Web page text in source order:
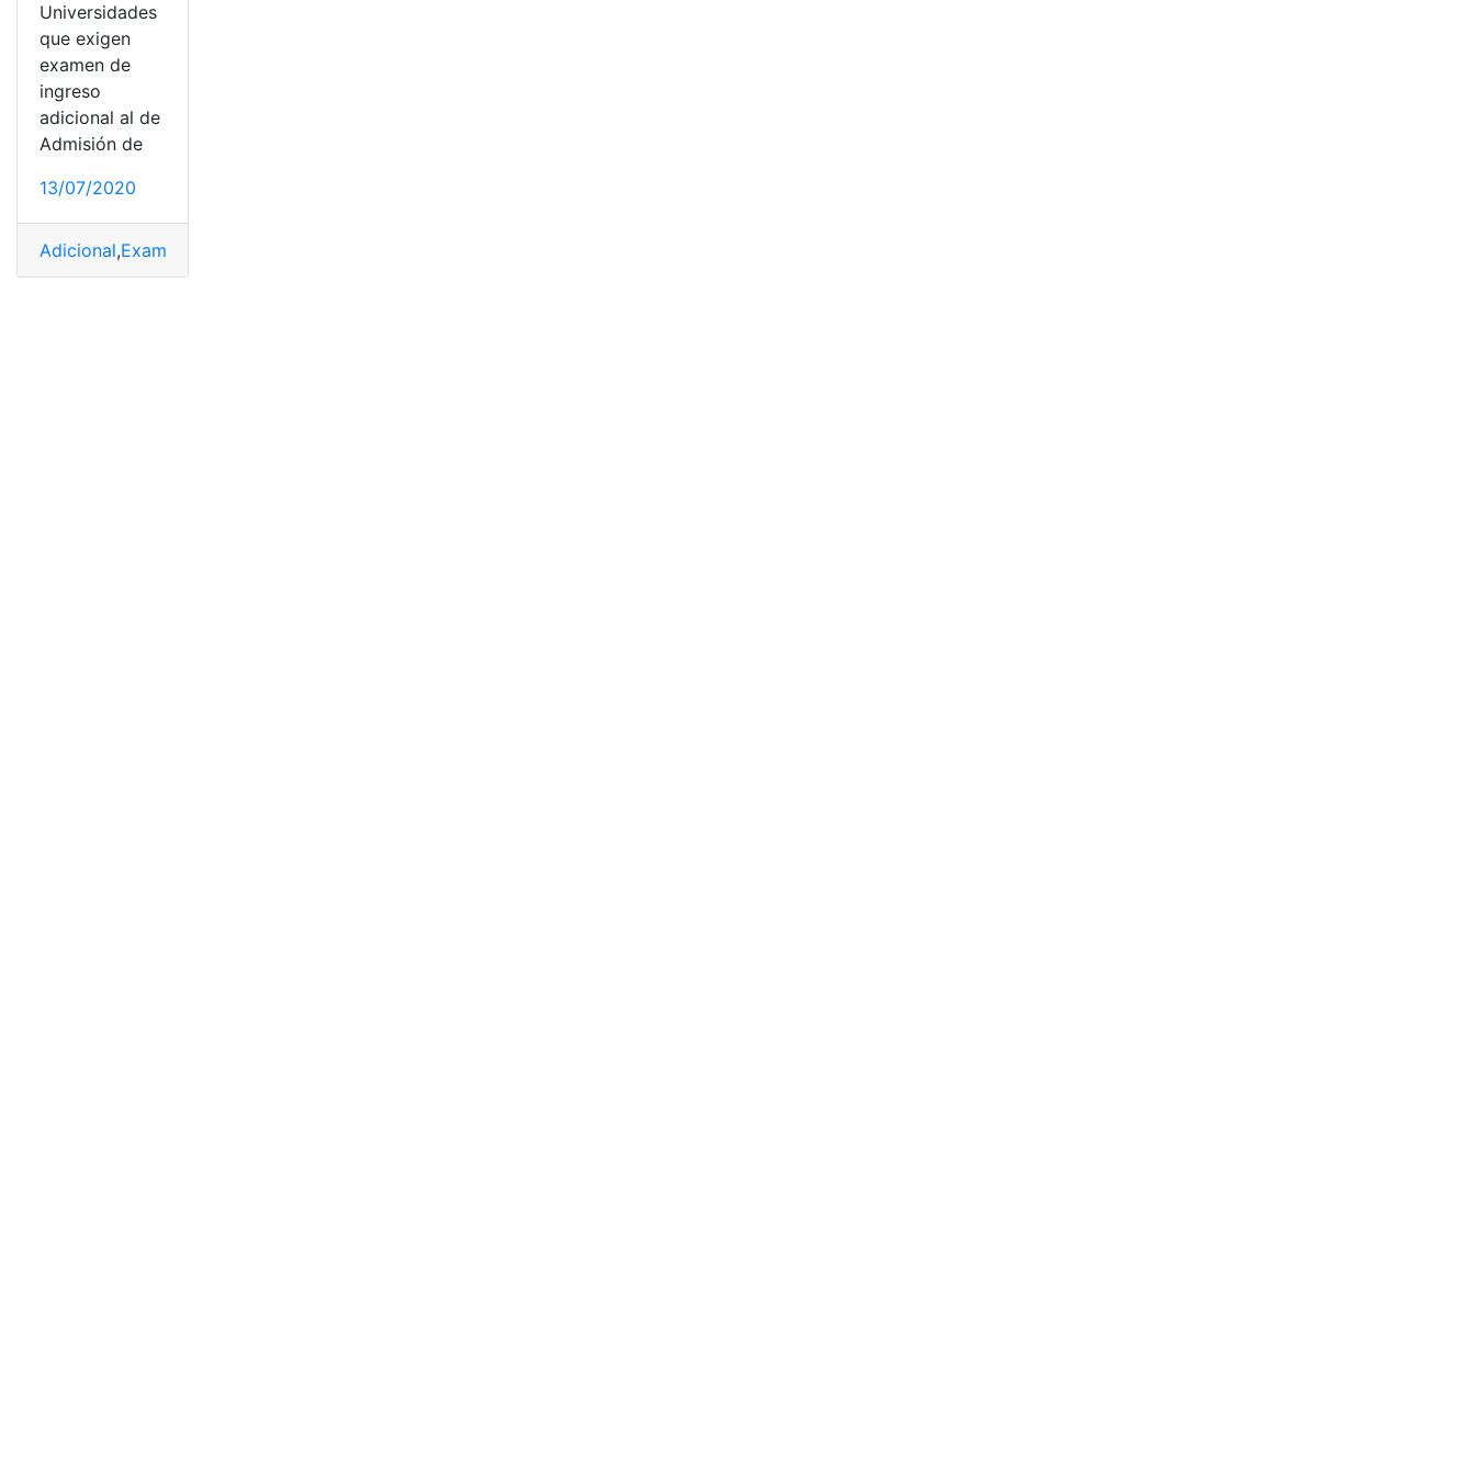
Universidades
que exigen
examen de
ingreso
adicional al de
Admisión de
13/07/2020
Adicional,Examen de Ingreso